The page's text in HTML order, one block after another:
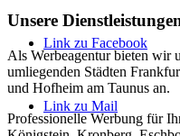
Link zu Facebook
Link zu Mail
Unsere
Als Werbeagentur bieten wir
umliegenden Städten
und Hofheim am Taunus an.
Professionelle Werbung für